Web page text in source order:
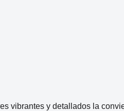
vibrantes y detallados la